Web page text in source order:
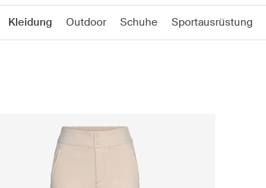
Kleidung Outdoor Schuhe Sportausrüstung